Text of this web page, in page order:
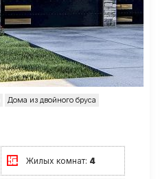
Дома из двойного бруса
Жилых комнат: 4